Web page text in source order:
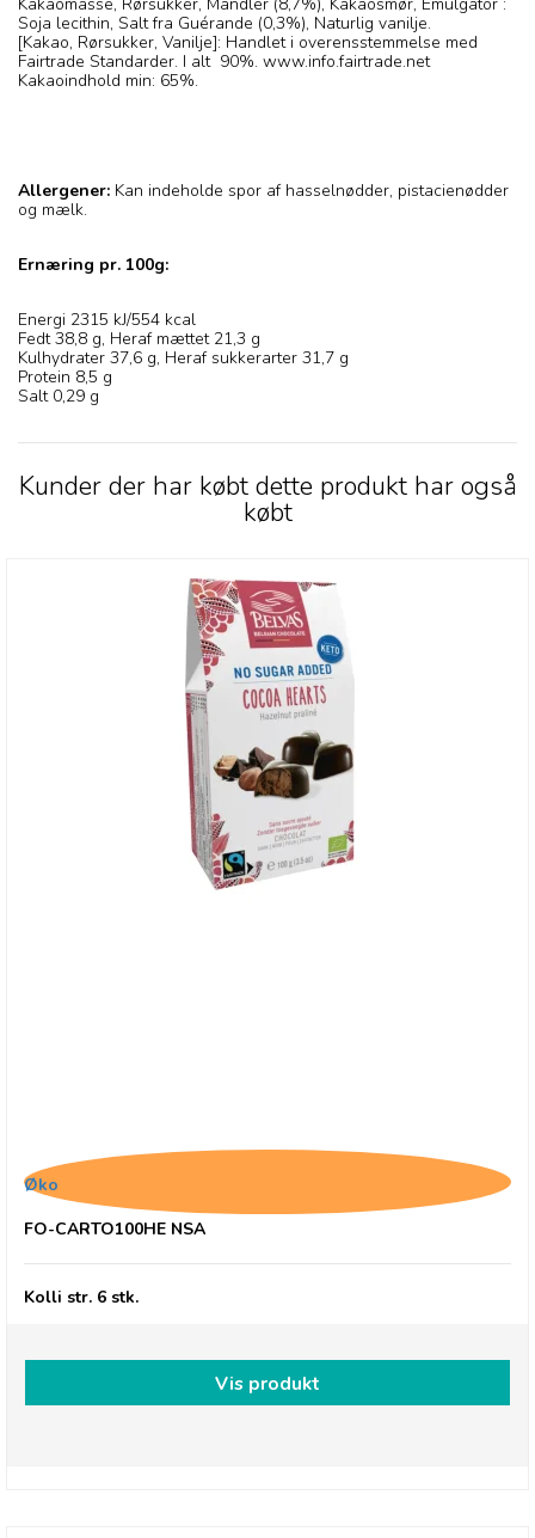
Soja lecithin, Salt fra Guérande (0,3%), Naturlig vanilje.
[Kakao, Rørsukker, Vanilje]: Handlet i overensstemmelse med
Fairtrade Standarder. I alt 90%. www.info.fairtrade.net
Kakaoindhold min: 65%.
Allergener: Kan indeholde spor af hasselnødder, pistacienødder
og mælk.
Ernæring pr. 100g:
Energi 2315 kJ/554 kcal
Fedt 38,8 g, Heraf mættet 21,3 g
Kulhydrater 37,6 g, Heraf sukkerarter 31,7 g
Protein 8,5 g
Salt 0,29 g
Kunder der har købt dette produkt har også
købt
Øko
FO-CARTO100HE NSA
Kolli str. 6 stk.
Vis produkt